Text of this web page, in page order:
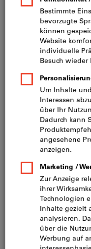
Preis pro 1 Stück
inkl. MwSt. zzgl.
ANGLED
In
Lieferung nach
Artikel merken